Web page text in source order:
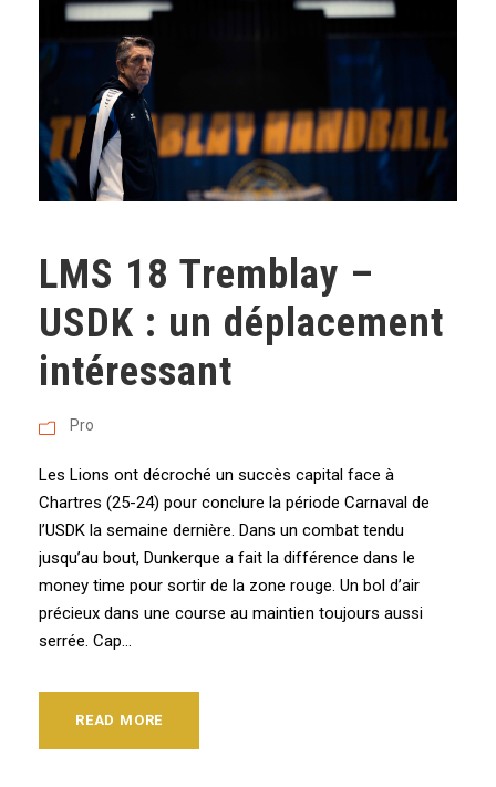
LMS 18 Tremblay –
USDK : un déplacement
intéressant
Pro
Les Lions ont décroché un succès capital face à
Chartres (25-24) pour conclure la période Carnaval de
l’USDK la semaine dernière. Dans un combat tendu
jusqu’au bout, Dunkerque a fait la différence dans le
money time pour sortir de la zone rouge. Un bol d’air
précieux dans une course au maintien toujours aussi
serrée. Cap...
READ MORE